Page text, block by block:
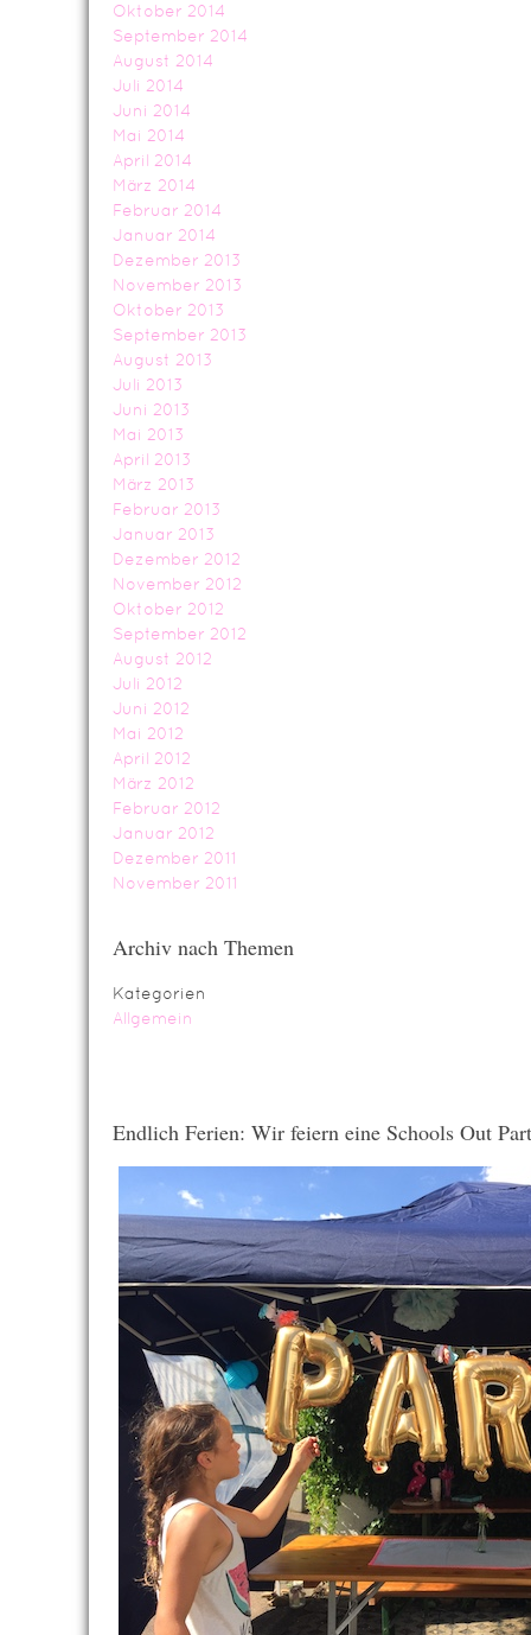
Oktober 2014
September 2014
August 2014
Juli 2014
Juni 2014
Mai 2014
April 2014
März 2014
Februar 2014
Januar 2014
Dezember 2013
November 2013
Oktober 2013
September 2013
August 2013
Juli 2013
Juni 2013
Mai 2013
April 2013
März 2013
Februar 2013
Januar 2013
Dezember 2012
November 2012
Oktober 2012
September 2012
August 2012
Juli 2012
Juni 2012
Mai 2012
April 2012
März 2012
Februar 2012
Januar 2012
Dezember 2011
November 2011
Archiv nach Themen
Kategorien
Allgemein
Endlich Ferien: Wir feiern eine Schools Out